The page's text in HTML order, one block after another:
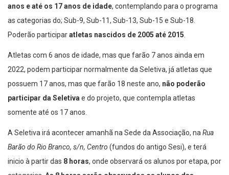
anos e até os 17 anos de idade, contemplando para o programa
as categorias do; Sub-9, Sub-11, Sub-13, Sub-15 e Sub-18.
Poderão participar atletas nascidos de 2005 até 2015.
Atletas com 6 anos de idade, mas que farão 7 anos ainda em
2022, podem participar normalmente da Seletiva, já atletas que
possuem 17 anos, mas que farão 18 neste ano, não poderão
participar da Seletiva e do projeto, que contempla atletas
somente até os 17 anos.
A Seletiva irá acontecer amanhã na Sede da Associação, naRua
Barão do Rio Branco, s/n, Centro (fundos do antigo Sesi), e terá
inicio à partir das 8 horas, onde observará os alunos por etapa, por